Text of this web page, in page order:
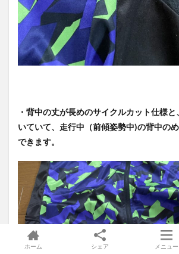
・背中の丈が長めのサイクルカット仕様と、
いていて、走行中（前傾姿勢中)の背中の
できます。
ホーム シェア メニュー